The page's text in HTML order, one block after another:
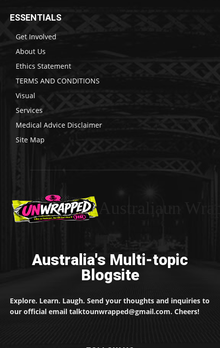
ESSENTIALS
Get Involved
About Us
Ethics Statement
TERMS AND CONDITIONS
Visual
Services
Medical Advice Disclaimer
Site Map
Australia's Multi-topic
Blogsite
Explore. Learn. Laugh. Send your thoughts and inquiries to
our official email talktounwrapped@gmail.com. Cheers!